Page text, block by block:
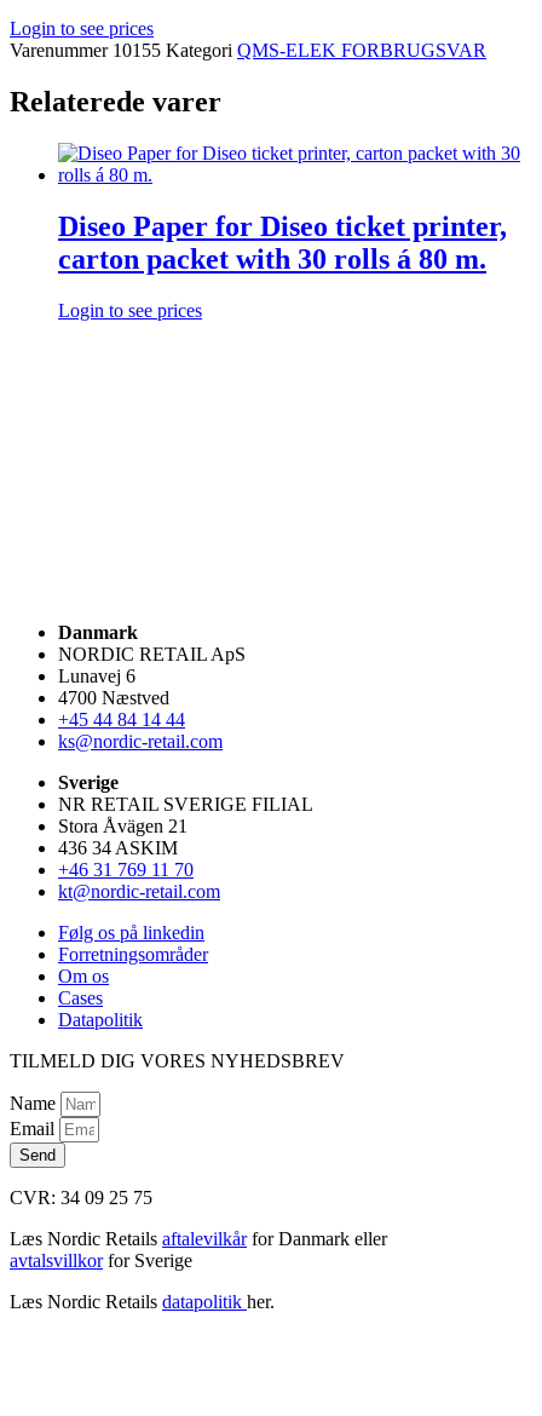
Login to see prices
Varenummer 10155 Kategori QMS-ELEK FORBRUGSVAR
Relaterede varer
Diseo Paper for Diseo ticket printer,
carton packet with 30 rolls á 80 m.
Login to see prices
Danmark
NORDIC RETAIL ApS
Lunavej 6
4700 Næstved
+45 44 84 14 44
ks@nordic-retail.com
Sverige
NR RETAIL SVERIGE FILIAL
Stora Åvägen 21
436 34 ASKIM
+46 31 769 11 70
kt@nordic-retail.com
Følg os på linkedin
Forretningsområder
Om os
Cases
Datapolitik
TILMELD DIG VORES NYHEDSBREV
Name
Email
Send
CVR: 34 09 25 75
Læs Nordic Retails aftalevilkårfor Danmark eller
avtalsvillkorfor Sverige
Læs Nordic Retails datapolitik her.